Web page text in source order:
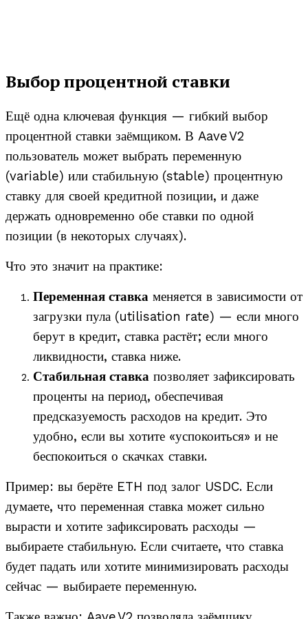
Выбор процентной ставки
Ещё одна ключевая функция — гибкий выбор
процентной ставки заёмщиком. В Aave V2
пользователь может выбрать переменную
(variable) или стабильную (stable) процентную
ставку для своей кредитной позиции, и даже
держать одновременно обе ставки по одной
позиции (в некоторых случаях).
Что это значит на практике:
Переменная ставка меняется в зависимости от
загрузки пула (utilisation rate) — если много
берут в кредит, ставка растёт; если много
ликвидности, ставка ниже.
Стабильная ставка позволяет зафиксировать
проценты на период, обеспечивая
предсказуемость расходов на кредит. Это
удобно, если вы хотите «успокоиться» и не
беспокоиться о скачках ставки.
Пример: вы берёте ETH под залог USDC. Если
думаете, что переменная ставка может сильно
вырасти и хотите зафиксировать расходы —
выбираете стабильную. Если считаете, что ставка
будет падать или хотите минимизировать расходы
сейчас — выбираете переменную.